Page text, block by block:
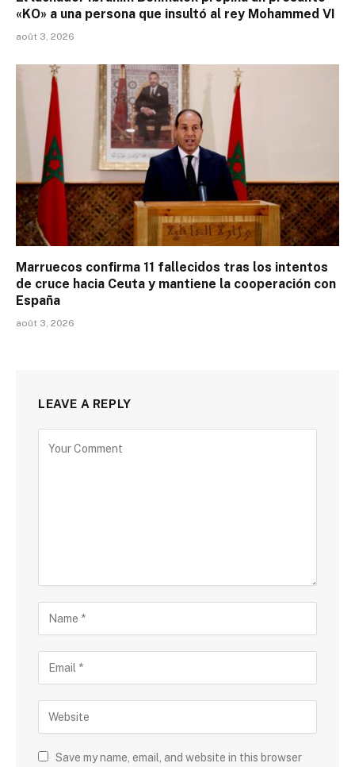
«KO» a una persona que insultó al rey Mohammed VI
août 3, 2026
Marruecos confirma 11 fallecidos tras los intentos
de cruce hacia Ceuta y mantiene la cooperación con
España
août 3, 2026
LEAVE A REPLY
Save my name, email, and website in this browser